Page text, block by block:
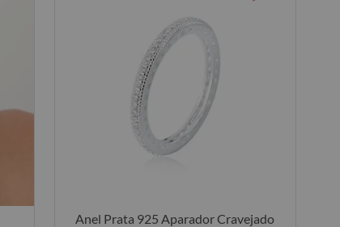
Anel Prata 925 Aparador Cravejado